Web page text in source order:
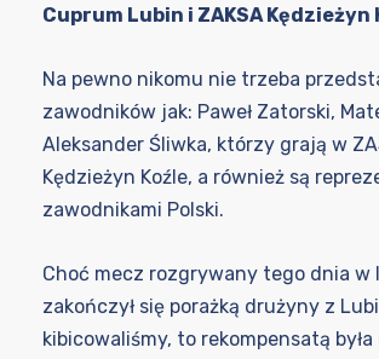
Cuprum Lubin i ZAKSA Kędzieżyn
Na pewno nikomu nie trzeba
zawodników jak: Paweł Zatorski,
Aleksander Śliwka, którzy grają w
Kędzieżyn Koźle, a również są
zawodnikami Polski.
Choć mecz rozgrywany tego dnia w
zakończył się porażką drużyny z
kibicowaliśmy, to rekompensatą